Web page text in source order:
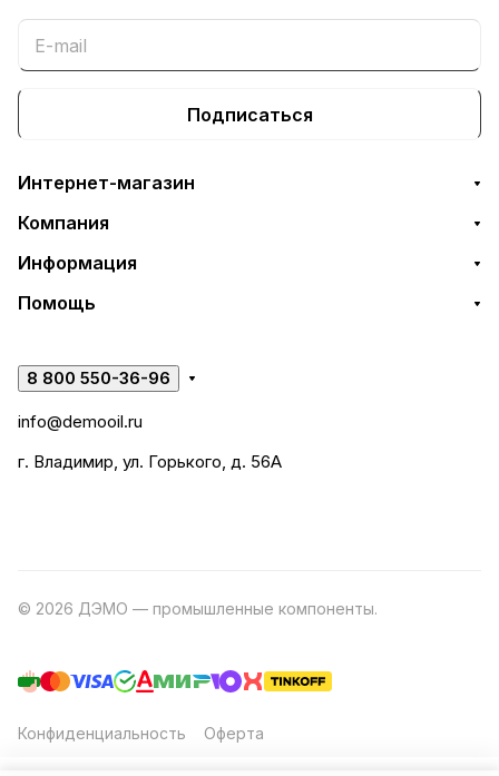
Подписаться
Интернет-магазин
Компания
Информация
Помощь
8 800 550-36-96
info@demooil.ru
г. Владимир, ул. Горького, д. 56А
© 2026 ДЭМО — промышленные компоненты.
Конфиденциальность Оферта